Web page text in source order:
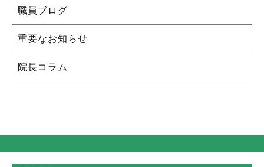
職員ブログ
重要なお知らせ
院長コラム